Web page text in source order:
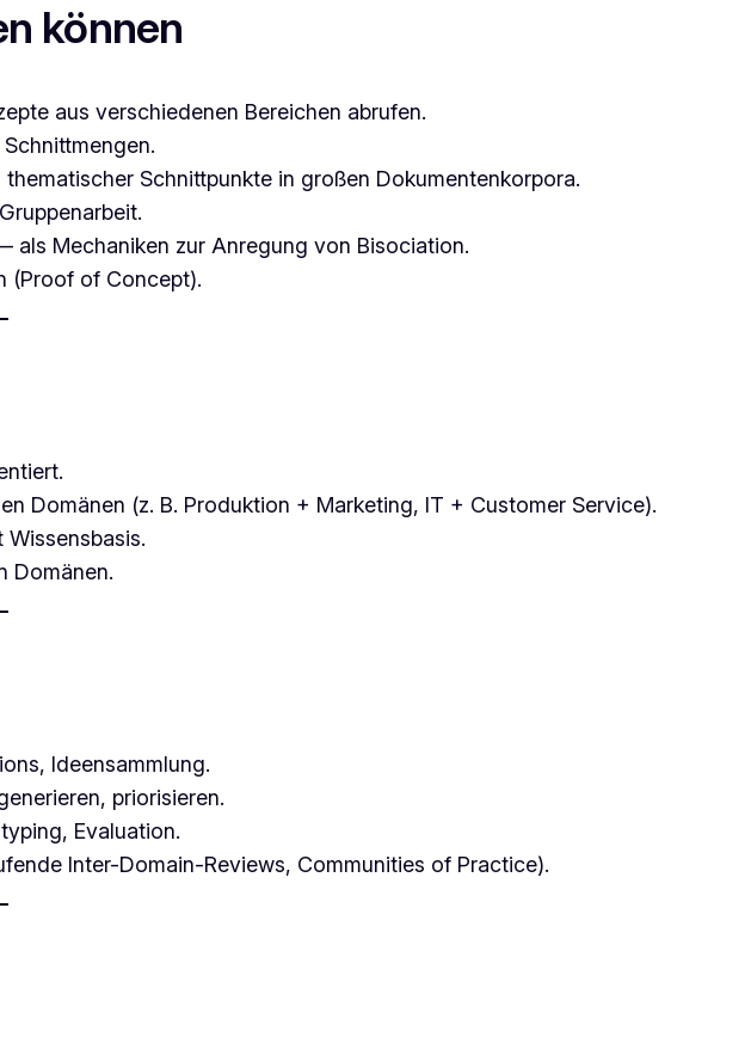
können
aus verschiedenen Bereichen abrufen.
Schnittpunkte in großen Dokumentenkorpora.
als Mechaniken zur Anregung von Bisociation.
(Proof of Concept).
Domänen (z. B. Produktion + Marketing, IT + Customer Service).
Domänen.
Ideensammlung.
priorisieren.
Evaluation.
Inter-Domain-Reviews, Communities of Practice).